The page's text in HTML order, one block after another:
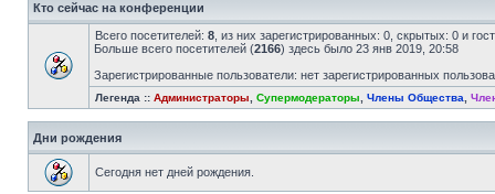
Кто сейчас на конференции
Всего посетителей: 8 , из них зарегистрированных: 0, скрытых: 0 и
Больше всего посетителей (2166) здесь было 23 янв 2019, 20:58
Зарегистрированные пользователи: нет зарегистрированных
Легенда :: Администраторы Супермодераторы Члены Общества
Дни рождения
Сегодня нет дней рождения.